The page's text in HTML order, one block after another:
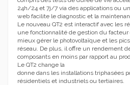
24h/24 et 7j/7 via des applications ou
web facilite le diagnostic et la
Le nouveau QT2 est interactif avec les
une fonctionnalité de gestion du facteur
mieux gérer le photovoltaïque et les
réseau. De plus, il offre un rendement
composants en moins par rapport au
Le QT2 change la
donne dans les installations triphasées
résidentiels et industriels ou tertiaires.